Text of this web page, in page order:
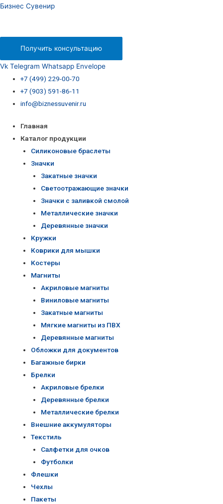
Бизнес Сувенир
Получить консультацию
Vk Telegram Whatsapp Envelope
+7 (499) 229-00-70
+7 (903) 591-86-11
info@biznessuvenir.ru
Главная
Каталог продукции
Силиконовые браслеты
Значки
Закатные значки
Светоотражающие значки
Значки с заливкой смолой
Металлические значки
Деревянные значки
Кружки
Коврики для мышки
Костеры
Магниты
Акриловые магниты
Виниловые магниты
Закатные магниты
Мягкие магниты из ПВХ
Деревянные магниты
Обложки для документов
Багажные бирки
Брелки
Акриловые брелки
Деревянные брелки
Металлические брелки
Внешние аккумуляторы
Текстиль
Салфетки для очков
Футболки
Флешки
Чехлы
Пакеты